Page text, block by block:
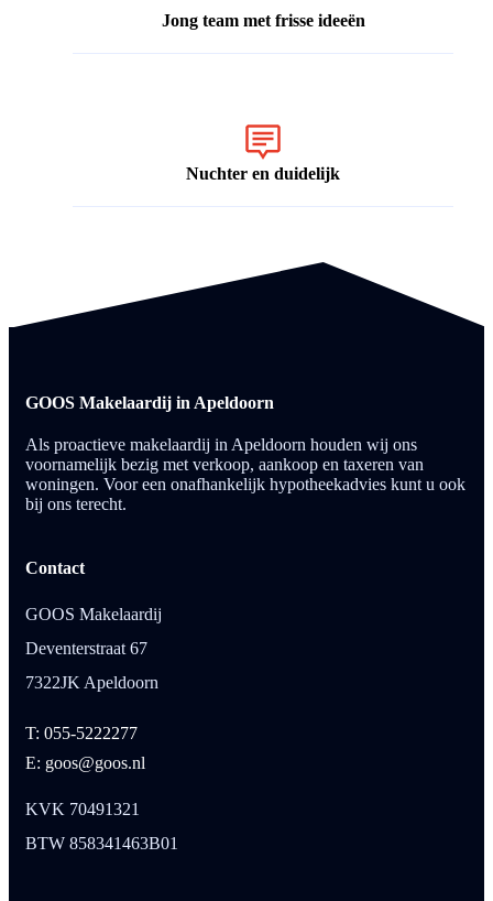
Jong team met frisse ideeën
Nuchter en duidelijk
GOOS Makelaardij in Apeldoorn
Als proactieve makelaardij in Apeldoorn houden wij ons
voornamelijk bezig met verkoop, aankoop en taxeren van
woningen. Voor een onafhankelijk hypotheekadvies kunt u ook
bij ons terecht.
Contact
GOOS Makelaardij
Deventerstraat 67
7322JK Apeldoorn
T: 055-5222277
E: goos@goos.nl
KVK 70491321
BTW 858341463B01